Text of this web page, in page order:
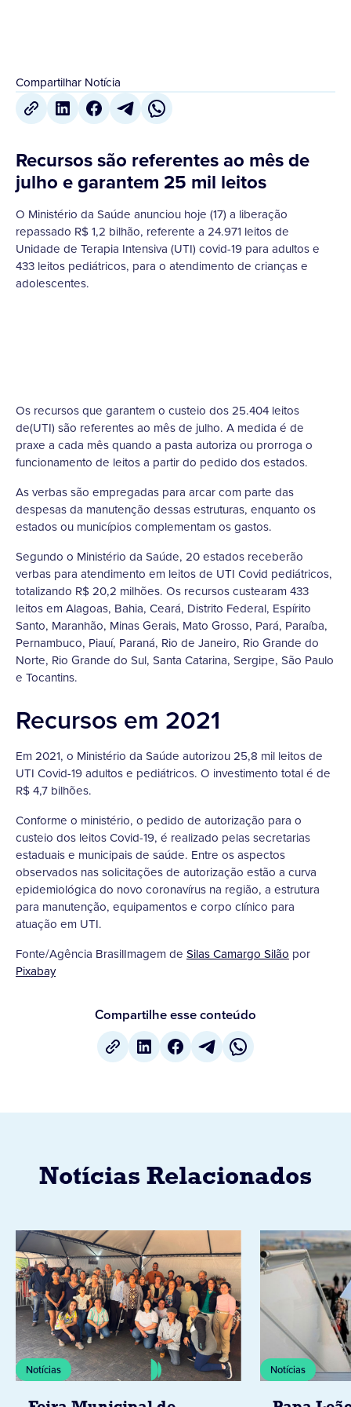
Compartilhar Notícia
Recursos são referentes ao mês de
julho e garantem 25 mil leitos
O Ministério da Saúde anunciou hoje (17) a liberação
repassado R$ 1,2 bilhão, referente a 24.971 leitos de
Unidade de Terapia Intensiva (UTI) covid-19 para adultos e
433 leitos pediátricos, para o atendimento de crianças e
adolescentes.
Os recursos que garantem o custeio dos 25.404 leitos
de(UTI) são referentes ao mês de julho. A medida é de
praxe a cada mês quando a pasta autoriza ou prorroga o
funcionamento de leitos a partir do pedido dos estados.
As verbas são empregadas para arcar com parte das
despesas da manutenção dessas estruturas, enquanto os
estados ou municípios complementam os gastos.
Segundo o Ministério da Saúde, 20 estados receberão
verbas para atendimento em leitos de UTI Covid pediátricos,
totalizando R$ 20,2 milhões. Os recursos custearam 433
leitos em Alagoas, Bahia, Ceará, Distrito Federal, Espírito
Santo, Maranhão, Minas Gerais, Mato Grosso, Pará, Paraíba,
Pernambuco, Piauí, Paraná, Rio de Janeiro, Rio Grande do
Norte, Rio Grande do Sul, Santa Catarina, Sergipe, São Paulo
e Tocantins.
Recursos em 2021
Em 2021, o Ministério da Saúde autorizou 25,8 mil leitos de
UTI Covid-19 adultos e pediátricos. O investimento total é de
R$ 4,7 bilhões.
Conforme o ministério, o pedido de autorização para o
custeio dos leitos Covid-19, é realizado pelas secretarias
estaduais e municipais de saúde. Entre os aspectos
observados nas solicitações de autorização estão a curva
epidemiológica do novo coronavírus na região, a estrutura
para manutenção, equipamentos e corpo clínico para
atuação em UTI.
Fonte/Agência BrasilImagem de Silas Camargo Silão por
Pixabay
Compartilhe esse conteúdo
Notícias Relacionados
Notícias Notícias